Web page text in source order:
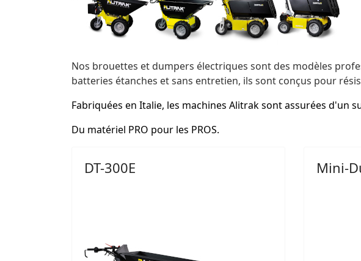
Nos brouettes et dumpers électriques sont des modèles
batteries étanches et sans entretien, ils sont conçus pour
Fabriquées en Italie, les machines Alitrak sont assurées d'un
Du matériel PRO pour les PROS.
DT-300E Mini-